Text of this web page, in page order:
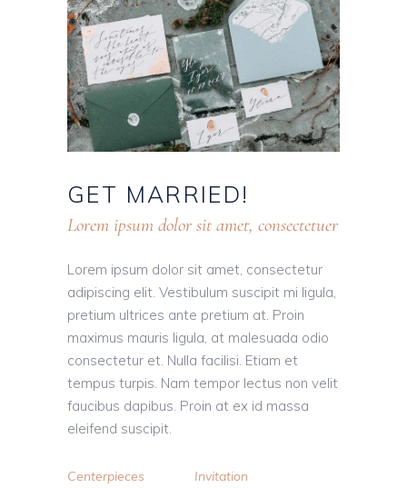
GET MARRIED!
Lorem ipsum dolor sit amet, consectetuer
Lorem ipsum dolor sit amet, consectetur
adipiscing elit. Vestibulum suscipit mi ligula,
pretium ultrices ante pretium at. Proin
maximus mauris ligula, at malesuada odio
consectetur et. Nulla facilisi. Etiam et
tempus turpis. Nam tempor lectus non velit
faucibus dapibus. Proin at ex id massa
eleifend suscipit.
Centerpieces
Invitation